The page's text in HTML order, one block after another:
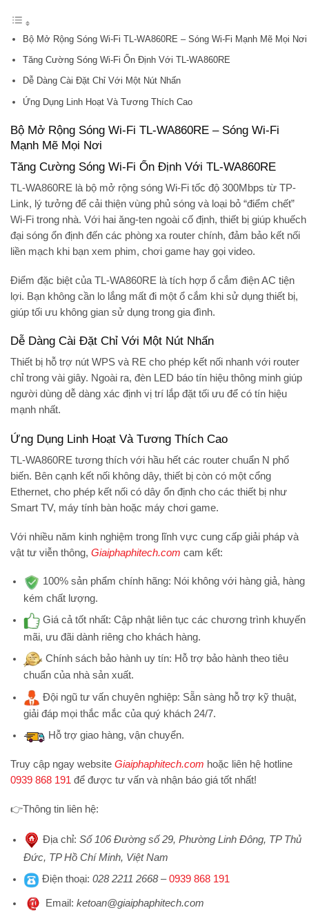
Bộ Mở Rộng Sóng Wi-Fi TL-WA860RE – Sóng Wi-Fi Mạnh Mẽ Mọi Nơi
Tăng Cường Sóng Wi-Fi Ổn Định Với TL-WA860RE
Dễ Dàng Cài Đặt Chỉ Với Một Nút Nhấn
Ứng Dụng Linh Hoạt Và Tương Thích Cao
Bộ Mở Rộng Sóng Wi-Fi TL-WA860RE – Sóng Wi-Fi
Mạnh Mẽ Mọi Nơi
Tăng Cường Sóng Wi-Fi Ổn Định Với TL-WA860RE
TL-WA860RE là bộ mở rộng sóng Wi-Fi tốc độ 300Mbps từ TP-
Link, lý tưởng để cải thiện vùng phủ sóng và loại bỏ “điểm chết”
Wi-Fi trong nhà. Với hai ăng-ten ngoài cố định, thiết bị giúp khuếch
đại sóng ổn định đến các phòng xa router chính, đảm bảo kết nối
liền mạch khi bạn xem phim, chơi game hay gọi video.
Điểm đặc biệt của TL-WA860RE là tích hợp ổ cắm điện AC tiện
lợi. Bạn không cần lo lắng mất đi một ổ cắm khi sử dụng thiết bị,
giúp tối ưu không gian sử dụng trong gia đình.
Dễ Dàng Cài Đặt Chỉ Với Một Nút Nhấn
Thiết bị hỗ trợ nút WPS và RE cho phép kết nối nhanh với router
chỉ trong vài giây. Ngoài ra, đèn LED báo tín hiệu thông minh giúp
người dùng dễ dàng xác định vị trí lắp đặt tối ưu để có tín hiệu
mạnh nhất.
Ứng Dụng Linh Hoạt Và Tương Thích Cao
TL-WA860RE tương thích với hầu hết các router chuẩn N phổ
biến. Bên cạnh kết nối không dây, thiết bị còn có một cổng
Ethernet, cho phép kết nối có dây ổn định cho các thiết bị như
Smart TV, máy tính bàn hoặc máy chơi game.
Với nhiều năm kinh nghiệm trong lĩnh vực cung cấp giải pháp và
vật tư viễn thông, Giaiphaphitech.com cam kết:
100% sản phẩm chính hãng: Nói không với hàng giả, hàng
kém chất lượng.
Giá cả tốt nhất: Cập nhật liên tục các chương trình khuyến
mãi, ưu đãi dành riêng cho khách hàng.
Chính sách bảo hành uy tín: Hỗ trợ bảo hành theo tiêu
chuẩn của nhà sản xuất.
Đội ngũ tư vấn chuyên nghiệp: Sẵn sàng hỗ trợ kỹ thuật,
giải đáp mọi thắc mắc của quý khách 24/7.
Hỗ trợgiao hàng, vận chuyển.
Truy cập ngay website Giaiphaphitech.com hoặc liên hệ hotline
0939 868 191 để được tư vấn và nhận báo giá tốt nhất!
👉Thông tin liên hệ:
Địa chỉ: Số 106 Đường số 29, Phường Linh Đông, TP Thủ
Đức, TP Hồ Chí Minh, Việt Nam
Điện thoại: 028 2211 2668–0939 868 191
Email: ketoan@giaiphaphitech.com